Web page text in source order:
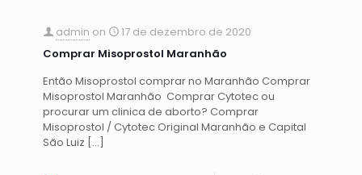
admin on
17 de dezembro de 2020
Comprar Misoprostol Maranhão
Então Misoprostol comprar no Maranhão Comprar
Misoprostol Maranhão Comprar Cytotec ou
procurar um clinica de aborto? Comprar
Misoprostol / Cytotec Original Maranhão e Capital
São Luiz […]